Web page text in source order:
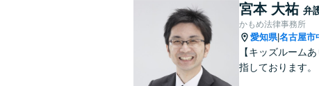
宮本 大祐 弁
かもめ法律事務所
愛知県|名古屋市
【キッズルーム
指しております